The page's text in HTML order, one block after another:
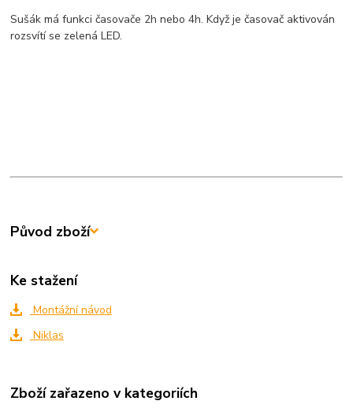
Sušák má funkci časovače 2h nebo 4h. Když je časovač aktivován
rozsvítí se zelená LED.
Původ zboží
Ke stažení
Montážní návod
Niklas
Zboží zařazeno v kategoriích